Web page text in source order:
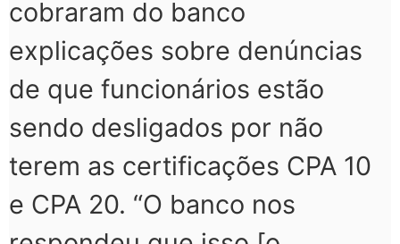
cobraram do banco
explicações sobre denúncias
de que funcionários estão
sendo desligados por não
terem as certificações CPA 10
e CPA 20. “O banco nos